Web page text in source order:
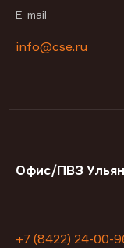
E-mail
info@cse.ru
Офис/ПВЗ
+7 (8422) 24-00-